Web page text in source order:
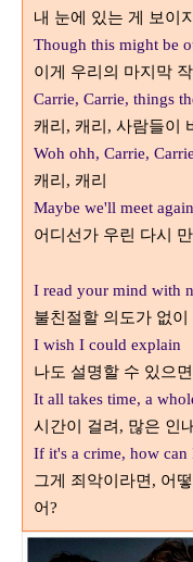
내 눈에 있는 게 보이
Though this might be
이게 우리의 마지막
Carrie, Carrie, things
캐리, 캐리, 사람들이
Woh ohh, Carrie, Carrie
캐리, 캐리
Maybe we'll meet
어디선가 우린 다시
I read your mind with
불친절할 의도가 없
I wish I could explain
나도 설명할 수 있으
It all takes time, a
시간이 걸려, 많은 인
If it's a crime, how can
그게 죄악이라면, 어
어?